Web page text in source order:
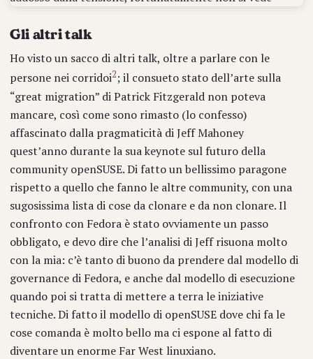
Gli altri talk
Ho visto un sacco di altri talk, oltre a parlare con le
persone nei corridoi2; il consueto stato dell’arte sulla
“great migration” di Patrick Fitzgerald non poteva
mancare, così come sono rimasto (lo confesso)
affascinato dalla pragmaticità di Jeff Mahoney
quest’anno durante la sua keynote sul futuro della
community openSUSE. Di fatto un bellissimo paragone
rispetto a quello che fanno le altre community, con una
sugosissima lista di cose da clonare e da non clonare. Il
confronto con Fedora è stato ovviamente un passo
obbligato, e devo dire che l’analisi di Jeff risuona molto
con la mia: c’è tanto di buono da prendere dal modello di
governance di Fedora, e anche dal modello di esecuzione
quando poi si tratta di mettere a terra le iniziative
tecniche. Di fatto il modello di openSUSE dove chi fa le
cose comanda è molto bello ma ci espone al fatto di
diventare un enorme Far West linuxiano.